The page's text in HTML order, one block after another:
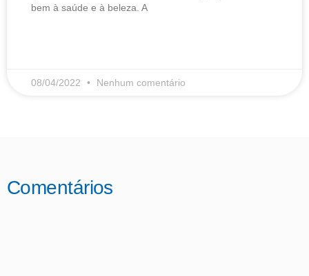
bem à saúde e à beleza. A
08/04/2022 Nenhum comentário
Comentários